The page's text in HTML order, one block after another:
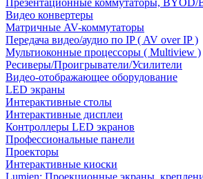
Презентационные коммутаторы,
Видео конвертеры
Матричные AV-коммутаторы
Передача видео/аудио по IP ( AV over IP )
Мультиоконные процессоры ( Multiview )
Ресиверы/Проигрыватели/Усилители
Видео-отображающее оборудование
LED экраны
Интерактивные столы
Интерактивные дисплеи
Контроллеры LED экранов
Профессиональные панели
Проекторы
Интерактивные киоски
Lumien: Проекционные экраны,